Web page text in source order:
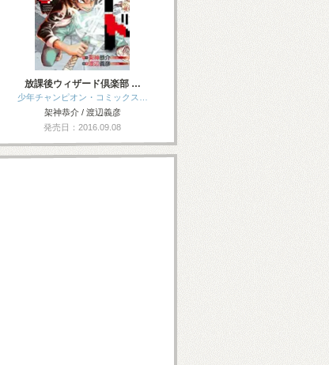
放課後ウィザード倶楽部 …
少年チャンピオン・コミックス…
架神恭介 / 渡辺義彦
発売日：2016.09.08